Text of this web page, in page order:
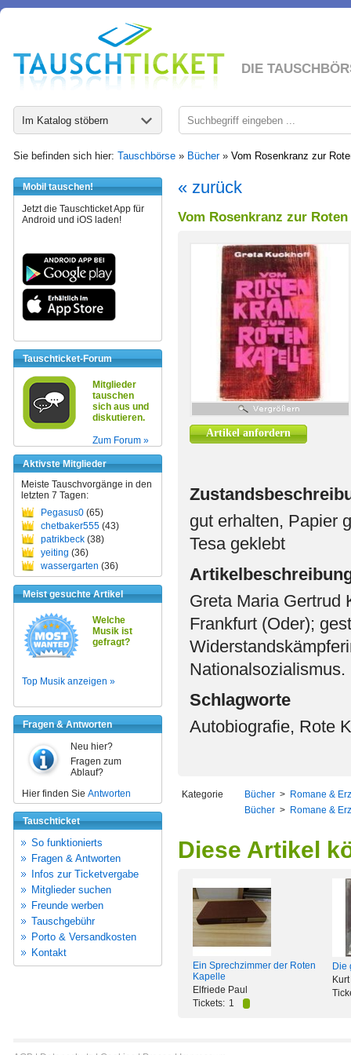
DIE
Im Katalog stöbern
Sie befinden sich hier: Tauschbörse » Bücher» Vom Rosenkranz zur
Mobil tauschen!
Jetzt die Tauschticket App für
Android und iOS laden!
Tauschticket-Forum
Mitglieder
tauschen
sich aus und
diskutieren.
Zum Forum »
Aktivste Mitglieder
Meiste Tauschvorgänge in den
letzten 7 Tagen:
Pegasus0 (65)
chetbaker555 (43)
patrikbeck (38)
yeiting (36)
wassergarten (36)
Meist gesuchte Artikel
Welche
Musik ist
gefragt?
Top Musik anzeigen »
Fragen & Antworten
Neu hier?
Fragen zum
Ablauf?
Hier finden Sie Antworten
Tauschticket
So funktionierts
Fragen & Antworten
Infos zur Ticketvergabe
Mitglieder suchen
Freunde werben
Tauschgebühr
Porto & Versandkosten
Kontakt
« zurück
Vom Rosenkranz zur
Artikel anfordern
gut erhalten, Papier
Tesa geklebt
Greta Maria Gertrud
Frankfurt (Oder);
Nationalsozialismus.
Schlagworte
Autobiografie, Rote
Kategorie Bücher > Romane &
Bücher > Romane &
Diese Artikel
Ein Sprechzimmer der Roten
Kapelle
Elfriede Paul
Tickets: 1
Die